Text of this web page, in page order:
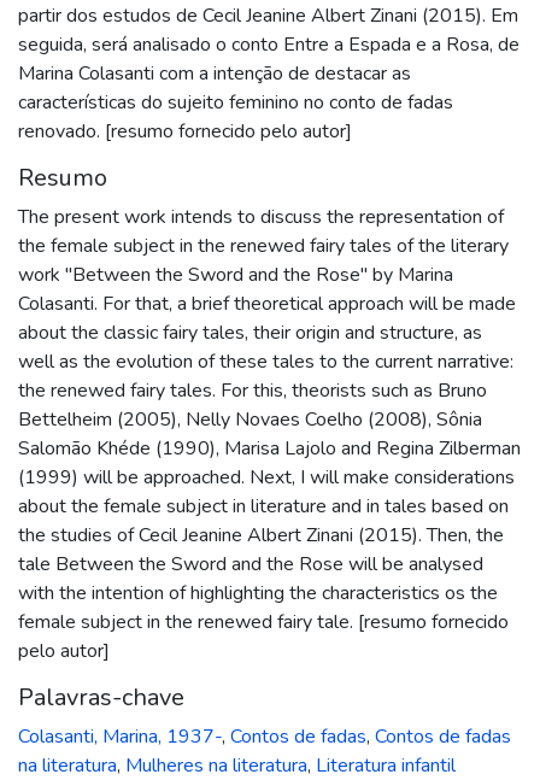
partir dos estudos de Cecil Jeanine Albert Zinani (2015). Em
seguida, será analisado o conto Entre a Espada e a Rosa, de
Marina Colasanti com a intenção de destacar as
características do sujeito feminino no conto de fadas
renovado. [resumo fornecido pelo autor]
Resumo
The present work intends to discuss the representation of
the female subject in the renewed fairy tales of the literary
work "Between the Sword and the Rose" by Marina
Colasanti. For that, a brief theoretical approach will be made
about the classic fairy tales, their origin and structure, as
well as the evolution of these tales to the current narrative:
the renewed fairy tales. For this, theorists such as Bruno
Bettelheim (2005), Nelly Novaes Coelho (2008), Sônia
Salomão Khéde (1990), Marisa Lajolo and Regina Zilberman
(1999) will be approached. Next, I will make considerations
about the female subject in literature and in tales based on
the studies of Cecil Jeanine Albert Zinani (2015). Then, the
tale Between the Sword and the Rose will be analysed
with the intention of highlighting the characteristics os the
female subject in the renewed fairy tale. [resumo fornecido
pelo autor]
Palavras-chave
Colasanti, Marina, 1937-, Contos de fadas, Contos de fadas
na literatura, Mulheres na literatura, Literatura infantil